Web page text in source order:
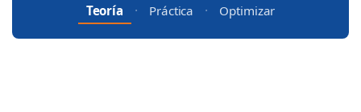
Teoría · Práctica · Optimizar